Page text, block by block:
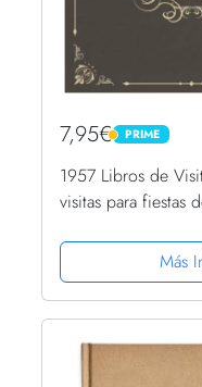
7,95€ PRIME
PRIME
1957 Libros de
visitas para fiestas
y los amigos
mensajes | 100...
Más